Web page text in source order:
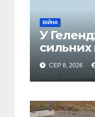
ВІЙНА
У
сильних
СЕР 8, 2026